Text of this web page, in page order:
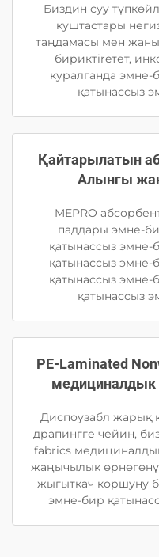
Биздин суу
куштастары
таңдамасы мен
бириктireтет,
куралганда
қатынассыз
Қайтарылатын
Алынгы
MEPRO
паддары эмне-
қатынассыз
қатынассыз
қатынассыз
қатынассыз
PE-Laminated
медициналдык
Диспоузабл жарық
драпингге чейин,
fabrics
жаңычылык
жыгыткач коршуну
эмне-бир